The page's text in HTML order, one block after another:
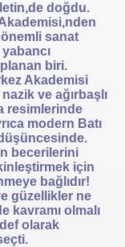
doğdu.
sanat
biri.
Akademisi
ve ağırbaşlı
resimlerinde
modern Batı
becerilerini
için
bağlıdır!
güzellikler ne
kavramı olmalı
olarak